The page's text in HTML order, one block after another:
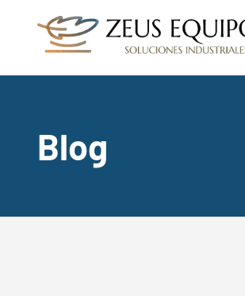
Blog